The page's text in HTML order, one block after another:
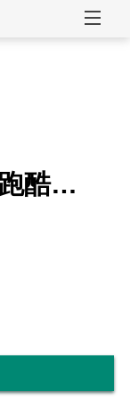
Twerk Race 3D 抖臀跑酷遊戲